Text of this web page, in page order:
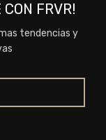
CON FRVR!
tendencias y